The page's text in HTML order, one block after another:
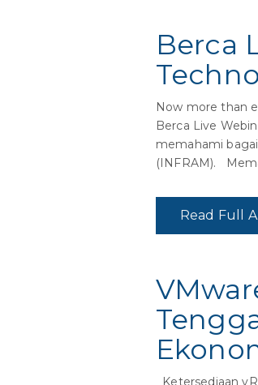
Berca
Now more than
Berca Live
memahami
(INFRAM).
Read Full
Ketersediaan